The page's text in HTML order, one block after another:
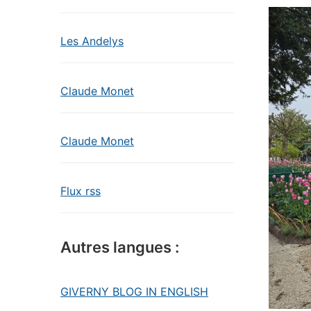
Les Andelys
Claude Monet
Claude Monet
Flux rss
Autres langues :
GIVERNY BLOG IN ENGLISH